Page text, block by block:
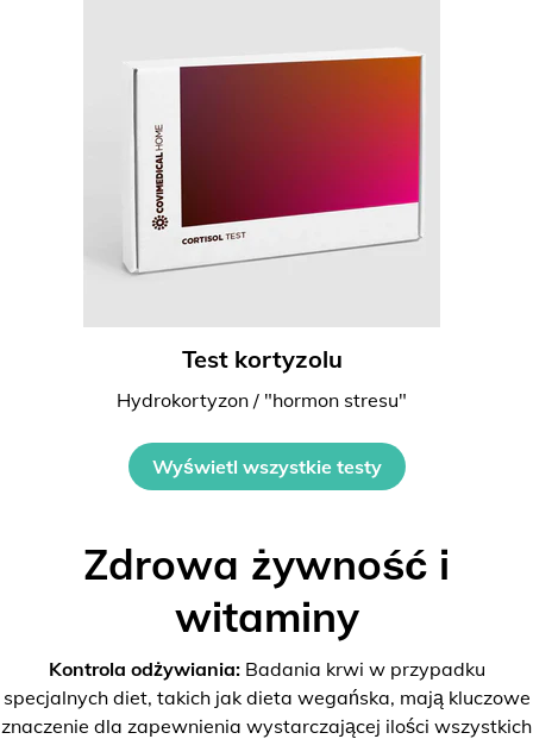
Test kortyzolu
Hydrokortyzon / "hormon stresu"
Wyświetl wszystkie testy
Zdrowa żywność i
witaminy
Kontrola odżywiania:Badania krwi w przypadku
specjalnych diet, takich jak dieta wegańska, mają kluczowe
znaczenie dla zapewnienia wystarczającej ilości wszystkich